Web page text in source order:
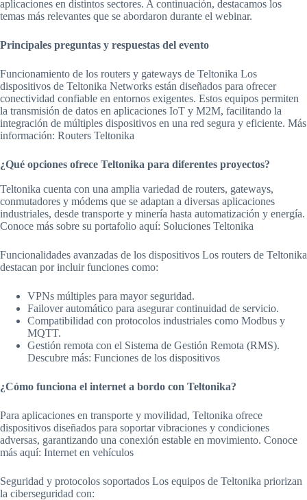
aplicaciones en distintos sectores. A continuación, destacamos los
temas más relevantes que se abordaron durante el webinar.
Principales preguntas y respuestas del evento
Funcionamiento de los routers y gateways de Teltonika Los
dispositivos de Teltonika Networks están diseñados para ofrecer
conectividad confiable en entornos exigentes. Estos equipos permiten
la transmisión de datos en aplicaciones IoT y M2M, facilitando la
integración de múltiples dispositivos en una red segura y eficiente. Más
información: Routers Teltonika
¿Qué opciones ofrece Teltonika para diferentes proyectos?
Teltonika cuenta con una amplia variedad de routers, gateways,
conmutadores y módems que se adaptan a diversas aplicaciones
industriales, desde transporte y minería hasta automatización y energía.
Conoce más sobre su portafolio aquí: Soluciones Teltonika
Funcionalidades avanzadas de los dispositivos Los routers de Teltonika
destacan por incluir funciones como:
VPNs múltiples para mayor seguridad.
Failover automático para asegurar continuidad de servicio.
Compatibilidad con protocolos industriales como Modbus y
MQTT.
Gestión remota con el Sistema de Gestión Remota (RMS).
Descubre más: Funciones de los dispositivos
¿Cómo funciona el internet a bordo con Teltonika?
Para aplicaciones en transporte y movilidad, Teltonika ofrece
dispositivos diseñados para soportar vibraciones y condiciones
adversas, garantizando una conexión estable en movimiento. Conoce
más aquí: Internet en vehículos
Seguridad y protocolos soportados Los equipos de Teltonika priorizan
la ciberseguridad con: